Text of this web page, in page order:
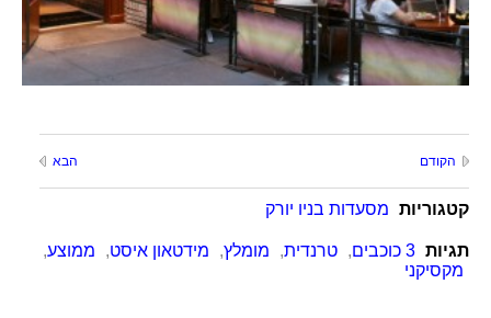
הקודם הבא
קטגוריות מסעדות בניו יורק
תגיות 3 כוכבים , טרנדית, מומלץ, מידטאון איסט, ממוצע,
מקסיקני